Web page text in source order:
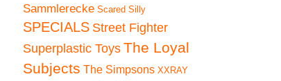
Sammlerecke Scared Silly
SPECIALS Street Fighter
Superplastic ToysThe Loyal
Subjects The Simpsons XXRAY